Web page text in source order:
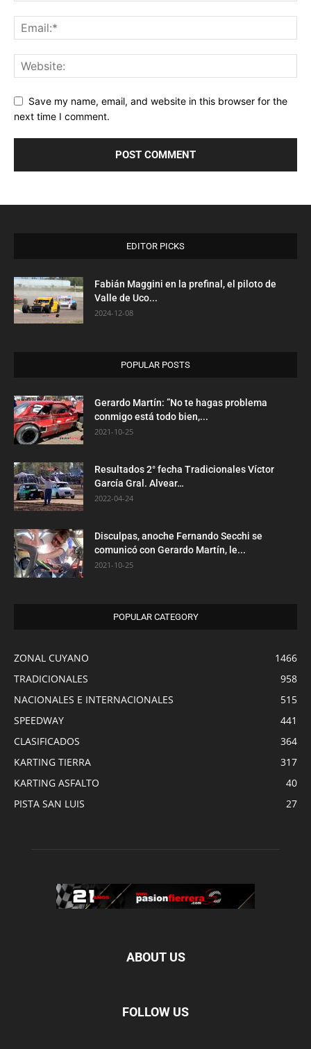
Save my name, email, and website in this browser for the
next time I comment.
EDITOR PICKS
Fabián Maggini en la prefinal, el piloto de
Valle de Uco...
2024-12-08
POPULAR POSTS
Gerardo Martín: ”No te hagas problema
conmigo está todo bien,...
2021-10-25
Resultados 2° fecha Tradicionales Víctor
García Gral. Alvear…
2022-04-24
Disculpas, anoche Fernando Secchi se
comunicó con Gerardo Martín, le...
2021-10-25
POPULAR CATEGORY
ZONAL CUYANO
1466
TRADICIONALES
958
NACIONALES E INTERNACIONALES
515
SPEEDWAY
441
CLASIFICADOS
364
KARTING TIERRA
317
KARTING ASFALTO
40
PISTA SAN LUIS
27
ABOUT US
FOLLOW US